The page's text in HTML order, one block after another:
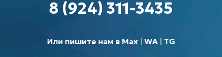
8 (924) 311-3435
Или пишите нам в Max| WA| TG